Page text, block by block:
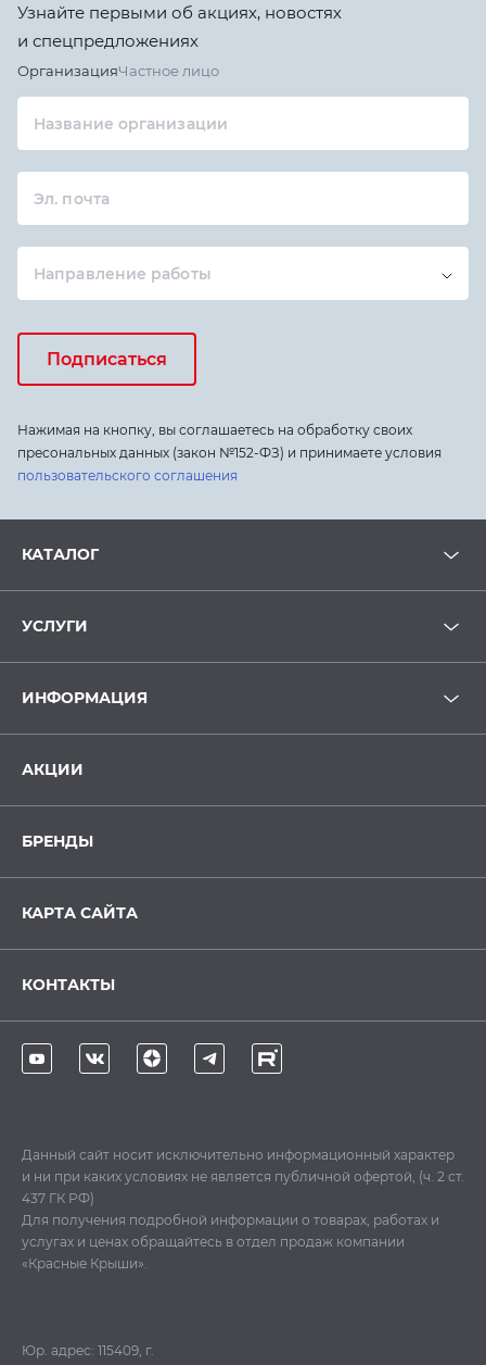
Узнайте первыми об акциях, новостях
и спецпредложениях
ОрганизацияЧастное лицо
Название организации
Эл. почта
Направление работы
Подписаться
Нажимая на кнопку, вы соглашаетесь на обработку своих
пресональных данных (закон №152-ФЗ) и принимаете условия
пользовательского соглашения
КАТАЛОГ
УСЛУГИ
ИНФОРМАЦИЯ
АКЦИИ
БРЕНДЫ
КАРТА САЙТА
КОНТАКТЫ
Данный сайт носит исключительно информационный характер
и ни при каких условиях не является публичной офертой, (ч. 2 ст.
437 ГК РФ)
Для получения подробной информации о товарах, работах и
услугах и ценах обращайтесь в отдел продаж компании
«Красные Крыши».
Юр. адрес: 115409, г.